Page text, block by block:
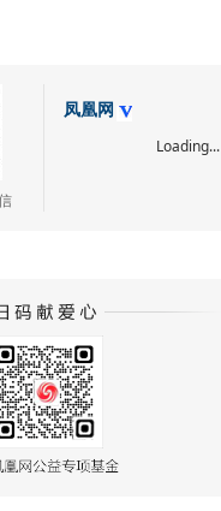
凤凰网
Loading...